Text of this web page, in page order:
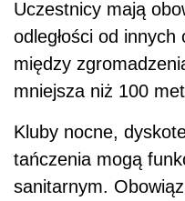
Uczestnicy mają
odległości od innych
między
mniejsza niż 100
Kluby nocne,
tańczenia mogą
sanitarnym.